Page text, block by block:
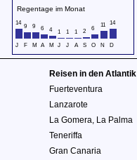
Regentage im Monat
14
9 9 6 4 1 1 1 2 6
11 14
J F M A M J J A S O N D
Reisen in den Atlantik
Fuerteventura
Lanzarote
La Gomera La Palma
Teneriffa
Gran Canaria